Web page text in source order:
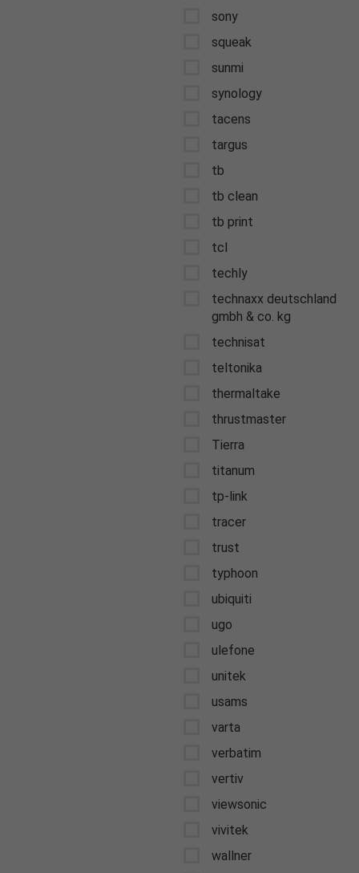
sony
squeak
sunmi
synology
tacens
targus
tb
tb clean
tb print
tcl
techly
technaxx deutschland
gmbh & co. kg
technisat
teltonika
thermaltake
thrustmaster
Tierra
titanum
tp-link
tracer
trust
typhoon
ubiquiti
ugo
ulefone
unitek
usams
varta
verbatim
vertiv
viewsonic
vivitek
wallner